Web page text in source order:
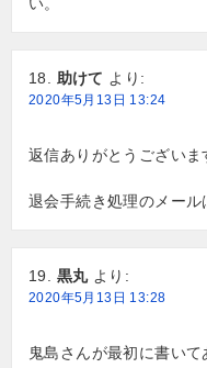
助けて より:
2020年5月13日 13:24
返信ありがとうございま
退会手続き処理のメール
黒丸 より:
2020年5月13日 13:28
鬼島さんが最初に書い